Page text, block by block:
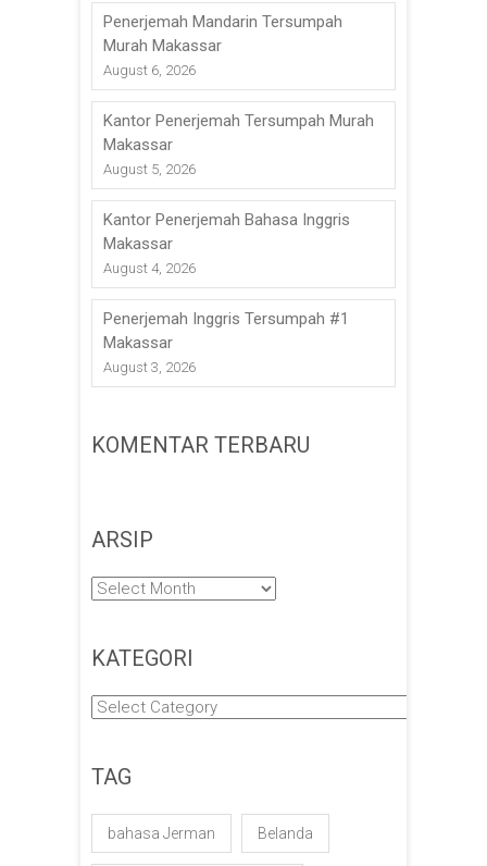
Penerjemah Mandarin Tersumpah
Murah Makassar
August 6, 2026
Kantor Penerjemah Tersumpah Murah
Makassar
August 5, 2026
Kantor Penerjemah Bahasa Inggris
Makassar
August 4, 2026
Penerjemah Inggris Tersumpah #1
Makassar
August 3, 2026
KOMENTAR TERBARU
ARSIP
Arsip
KATEGORI
Kategori
TAG
bahasa Jerman Belanda